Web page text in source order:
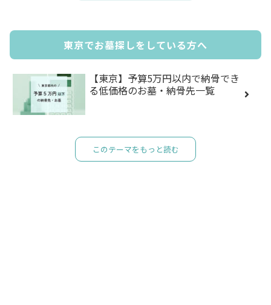
東京でお墓探しをしている方へ
【東京】予算5万円以内で納骨でき
る低価格のお墓・納骨先一覧
このテーマをもっと読む